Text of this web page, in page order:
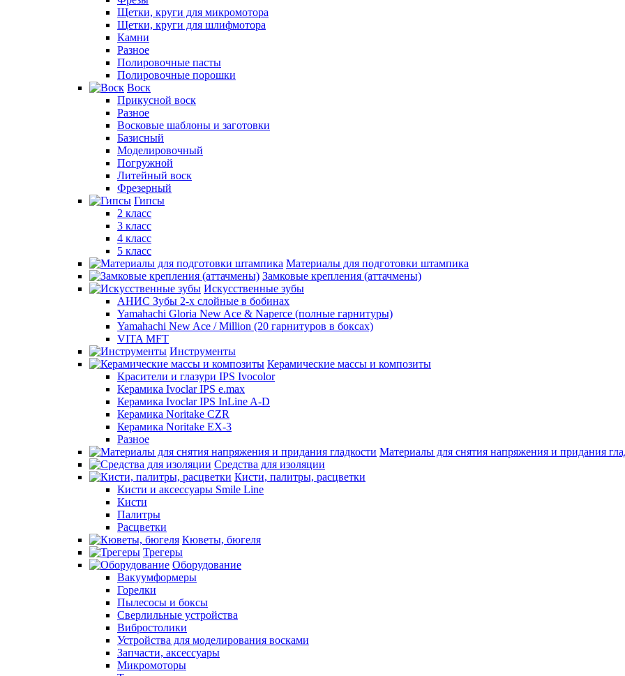
Щетки, круги для микромотора
Щетки, круги для шлифмотора
Камни
Разное
Полировочные пасты
Полировочные порошки
Воск
Прикусной воск
Разное
Восковые шаблоны и заготовки
Базисный
Моделировочный
Погружной
Литейный воск
Фрезерный
Гипсы
2 класс
3 класс
4 класс
5 класс
Материалы для подготовки штампика
Замковые крепления (аттачмены)
Искусственные зубы
АНИС Зубы 2-х слойные в бобинах
Yamahachi Gloria New Ace & Naperce (полные гарнитуры)
Yamahachi New Ace / Million (20 гарнитуров в боксах)
VITA MFT
Инструменты
Керамические массы и композиты
Красители и глазури IPS Ivocolor
Керамика Ivoclar IPS e.max
Керамика Ivoclar IPS InLine A-D
Керамика Noritake CZR
Керамика Noritake EX-3
Разное
Материалы для снятия напряжения и придания
Средства для изоляции
Кисти, палитры, расцветки
Кисти и аксессуары Smile Line
Кисти
Палитры
Расцветки
Кюветы, бюгеля
Трегеры
Оборудование
Вакуумформеры
Горелки
Пылесосы и боксы
Сверлильные устройства
Вибростолики
Устройства для моделирования восками
Запчасти, аксессуары
Микромоторы